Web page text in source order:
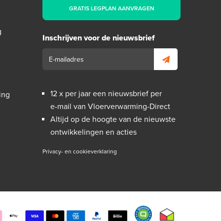
GRATIS LEGPLAN AANVRAGEN
Inschrijven voor de nieuwsbrief
12 x per jaar een nieuwsbrief per
e-mail van Vloerverwarming-Direct
Altijd op de hoogte van de nieuwste
ontwikkelingen en acties
Privacy- en cookieverklaring